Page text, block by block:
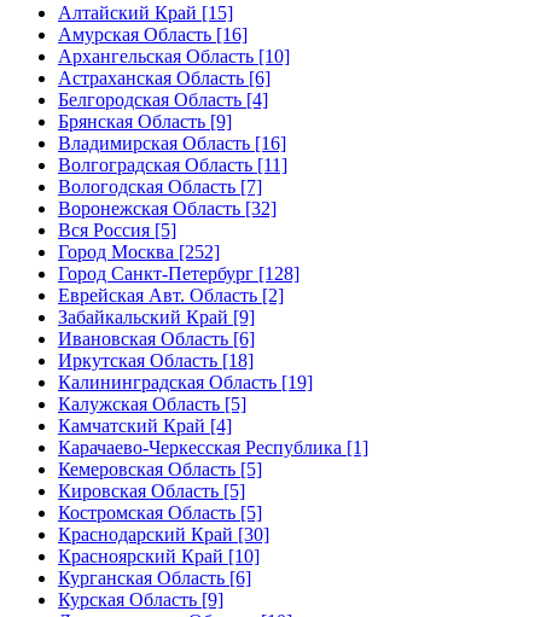
Алтайский Край [15]
Амурская Область [16]
Архангельская Область [10]
Астраханская Область [6]
Белгородская Область [4]
Брянская Область [9]
Владимирская Область [16]
Волгоградская Область [11]
Вологодская Область [7]
Воронежская Область [32]
Вся Россия [5]
Город Москва [252]
Город Санкт-Петербург [128]
Еврейская Авт. Область [2]
Забайкальский Край [9]
Ивановская Область [6]
Иркутская Область [18]
Калининградская Область [19]
Калужская Область [5]
Камчатский Край [4]
Карачаево-Черкесская Республика [1]
Кемеровская Область [5]
Кировская Область [5]
Костромская Область [5]
Краснодарский Край [30]
Красноярский Край [10]
Курганская Область [6]
Курская Область [9]